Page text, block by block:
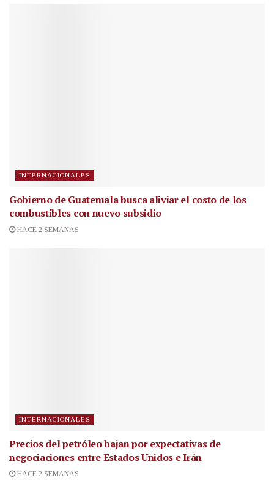
INTERNACIONALES
Gobierno de Guatemala busca aliviar el costo de los
combustibles con nuevo subsidio
HACE 2 SEMANAS
INTERNACIONALES
Precios del petróleo bajan por expectativas de
negociaciones entre Estados Unidos e Irán
HACE 2 SEMANAS